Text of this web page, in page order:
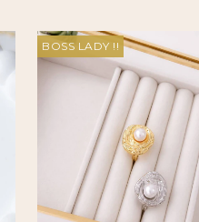
BOSS LADY !!